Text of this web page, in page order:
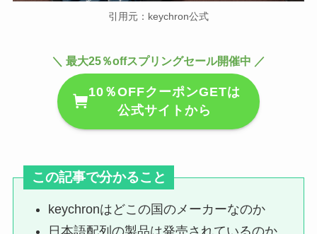
引用元：keychron公式
＼ 最大25％offスプリングセール開催中 ／
10％OFFクーポンGETは
公式サイトから
この記事で分かること
keychronはどこの国のメーカーなのか
日本語配列の製品は発売されているのか